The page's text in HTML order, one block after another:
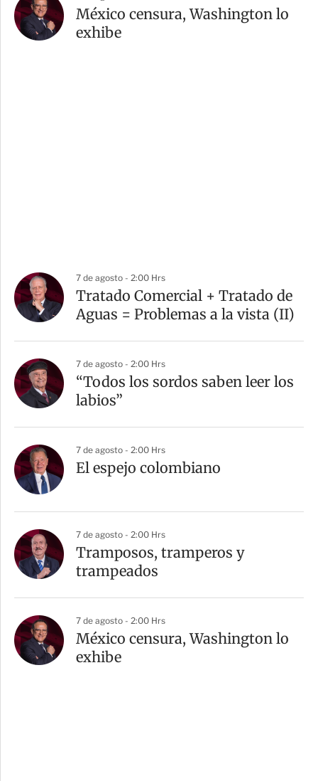
México censura, Washington lo
exhibe
7 de agosto - 2:00 Hrs
Tratado Comercial + Tratado de
Aguas = Problemas a la vista (II)
7 de agosto - 2:00 Hrs
“Todos los sordos saben leer los
labios”
7 de agosto - 2:00 Hrs
El espejo colombiano
7 de agosto - 2:00 Hrs
Tramposos, tramperos y
trampeados
7 de agosto - 2:00 Hrs
México censura, Washington lo
exhibe